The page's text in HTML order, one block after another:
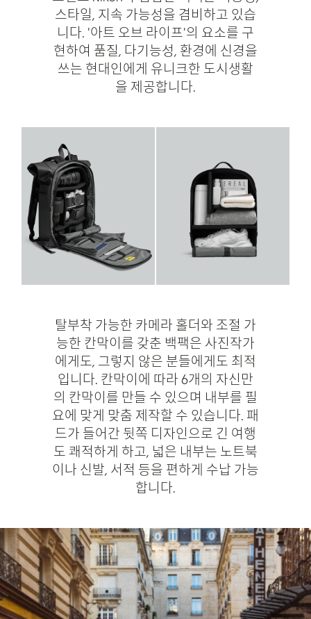
스타일, 지속 가능성을 겸비하고 있습
니다. '아트 오브 라이프'의 요소를 구
현하여 품질, 다기능성, 환경에 신경을
쓰는 현대인에게 유니크한 도시생활
을 제공합니다.
탈부착 가능한 카메라 홀더와 조절 가
능한 칸막이를 갖춘 백팩은 사진작가
에게도, 그렇지 않은 분들에게도 최적
입니다. 칸막이에 따라 6개의 자신만
의 칸막이를 만들 수 있으며 내부를 필
요에 맞게 맞춤 제작할 수 있습니다. 패
드가 들어간 뒷쪽 디자인으로 긴 여행
도 쾌적하게 하고, 넓은 내부는 노트북
이나 신발, 서적 등을 편하게 수납 가능
합니다.